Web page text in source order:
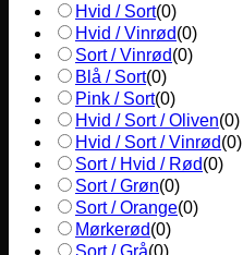
Hvid / Sort(0)
Hvid / Vinrød(0)
Sort / Vinrød(0)
Blå / Sort(0)
Pink / Sort(0)
Hvid / Sort / Oliven(0)
Hvid / Sort / Vinrød(0)
Sort / Hvid / Rød(0)
Sort / Grøn(0)
Sort / Orange(0)
Mørkerød(0)
Sort / Grå(0)